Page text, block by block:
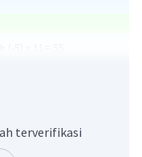
terverifikasi